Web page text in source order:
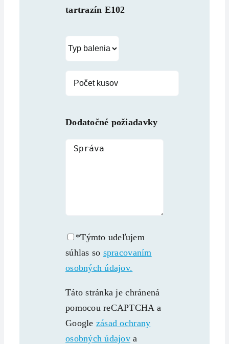
tartrazín E102
Dodatočné požiadavky
*Týmto udeľujem
súhlas so spracovaním
osobných údajov.
Táto stránka je chránená
pomocou reCAPTCHA a
Google zásad ochrany
osobných údajov a